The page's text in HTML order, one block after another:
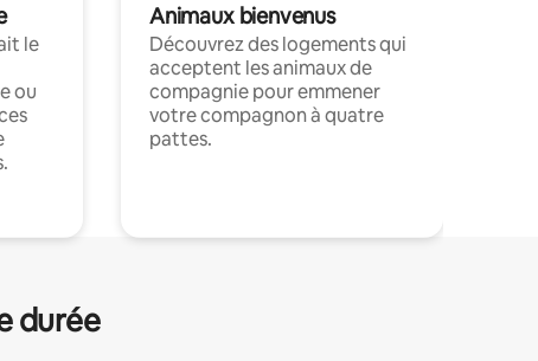
le
ou
Animaux bienvenus
Découvrez des logements qui
acceptent les animaux de
compagnie pour emmener
votre compagnon à quatre
pattes.
durée